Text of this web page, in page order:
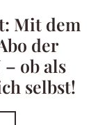
Mit dem
der
– ob als
selbst!